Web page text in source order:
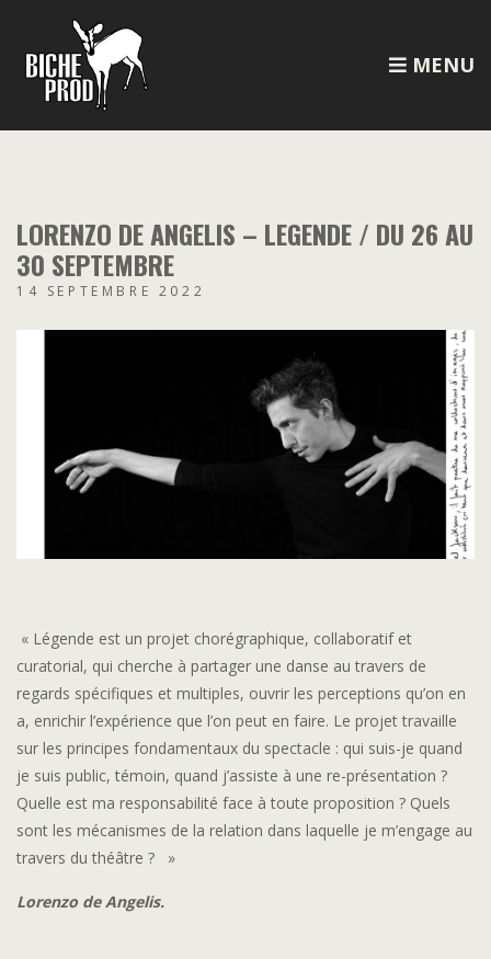
MENU
LORENZO DE ANGELIS – LEGENDE / DU 26 AU
30 SEPTEMBRE
14 SEPTEMBRE 2022
« Légende est un projet chorégraphique, collaboratif et
curatorial, qui cherche à partager une danse au travers de
regards spécifiques et multiples, ouvrir les perceptions qu’on en
a, enrichir l’expérience que l’on peut en faire. Le projet travaille
sur les principes fondamentaux du spectacle : qui suis-je quand
je suis public, témoin, quand j’assiste à une re-présentation ?
Quelle est ma responsabilité face à toute proposition ? Quels
sont les mécanismes de la relation dans laquelle je m’engage au
travers du théâtre ? »
Lorenzo de Angelis.